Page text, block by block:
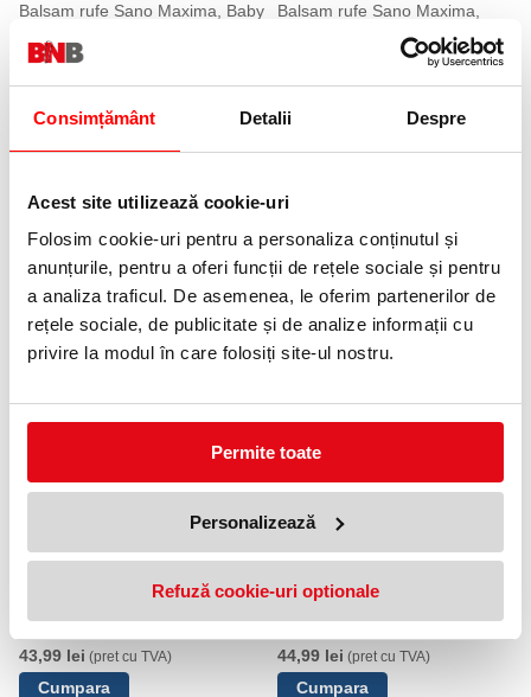
Consimțământ Detalii Despre
Acest site utilizează cookie-uri
Folosim cookie-uri pentru a personaliza conținutul și
anunțurile, pentru a oferi funcții de rețele sociale și pentru
a analiza traficul. De asemenea, le oferim partenerilor de
rețele sociale, de publicitate și de analize informații cu
privire la modul în care folosiți site-ul nostru.
Permite toate
Personalizează
Refuză cookie-uri optionale
Balsam rufe Sano Maxima, Baby
43,99 lei
Balsam rufe Sano Maxima,
(pret cu TVA)
Calm, 4L
43,99 lei (pret cu TVA)
Balsam rufe Sano Maxima,
Floral Touch, 2L
22,99 lei(pret cu TVA)
Floral Touch, 4L
43,99 lei (pret cu TVA)
Fresh, 4L
44,99 lei (pret cu TVA)